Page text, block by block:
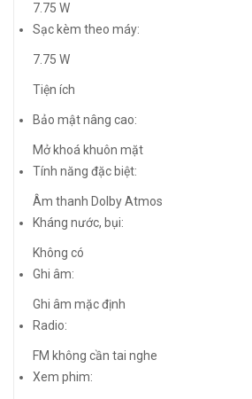
7.75 W
Sạc kèm theo máy:
7.75 W
Tiện ích
Bảo mật nâng cao:
Mở khoá khuôn mặt
Tính năng đặc biệt:
Âm thanh Dolby Atmos
Kháng nước, bụi:
Không có
Ghi âm:
Ghi âm mặc định
Radio:
FM không cần tai nghe
Xem phim: